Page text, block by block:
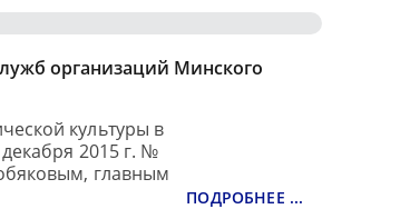
организаций Минского
культуры в
2015 г. №
главным
ПОДРОБНЕЕ ...